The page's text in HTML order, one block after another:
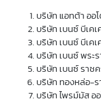
บริษัท แอทต้า ออ
บริษัท เบนซ์ บีเค
บริษัท เบนซ์ บีเค
บริษัท เบนซ์ พระ
บริษัท เบนซ์ ราช
บริษัท ทองหล่อ-
บริษัท ไพรม์มัส อ